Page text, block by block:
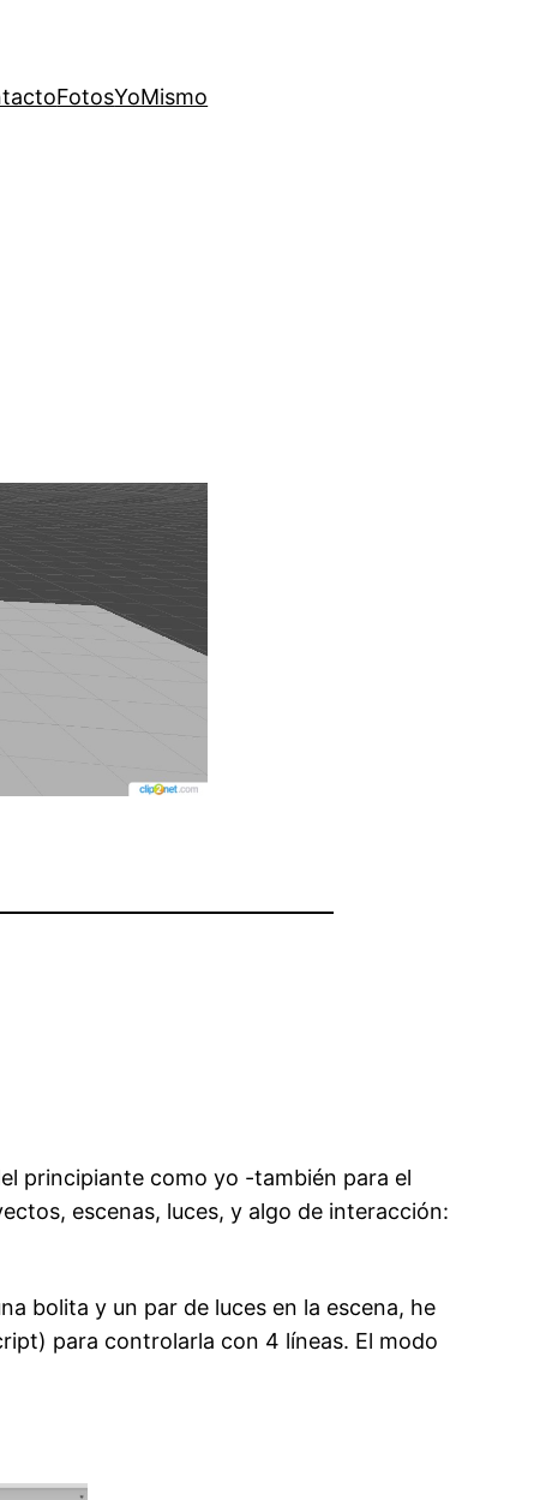
FotosYoMismo
principiante como yo -también para el
escenas, luces, y algo de interacción:
bolita y un par de luces en la escena, he
para controlarla con 4 líneas. El modo